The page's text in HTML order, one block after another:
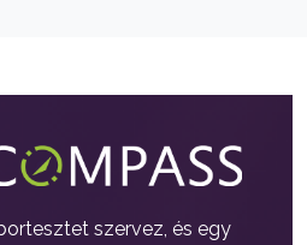
szervez, és egy